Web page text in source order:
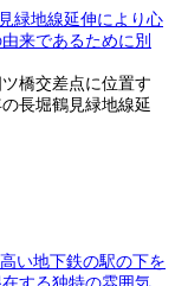
緑地線延伸により心
来であるために別
橋交差点に位置す
長堀鶴見緑地線延